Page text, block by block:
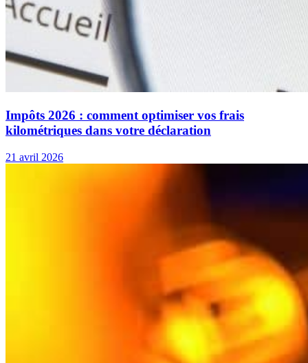
Impôts 2026 : comment optimiser vos frais
kilométriques dans votre déclaration
21 avril 2026